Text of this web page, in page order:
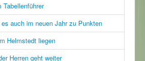
Tabellenführer
auch im neuen Jahr zu Punkten
Helmstedt liegen
Herren geht weiter